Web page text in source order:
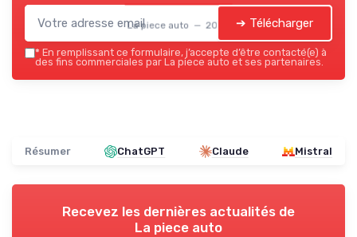
La piece auto — 2026 ➔ Télécharger
* En remplissant ce formulaire, j’accepte d’être contacté(e) à
des fins commerciales par La piece auto et ses partenaires.
Résumer ChatGPT Claude Mistral
Recevez les dernières actualités de
La piece auto